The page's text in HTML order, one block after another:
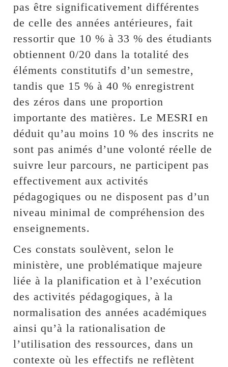
pas être significativement différentes
de celle des années antérieures, fait
ressortir que 10 % à 33 % des étudiants
obtiennent 0/20 dans la totalité des
éléments constitutifs d’un semestre,
tandis que 15 % à 40 % enregistrent
des zéros dans une proportion
importante des matières. Le MESRI en
déduit qu’au moins 10 % des inscrits ne
sont pas animés d’une volonté réelle de
suivre leur parcours, ne participent pas
effectivement aux activités
pédagogiques ou ne disposent pas d’un
niveau minimal de compréhension des
enseignements.
Ces constats soulèvent, selon le
ministère, une problématique majeure
liée à la planification et à l’exécution
des activités pédagogiques, à la
normalisation des années académiques
ainsi qu’à la rationalisation de
l’utilisation des ressources, dans un
contexte où les effectifs ne reflètent